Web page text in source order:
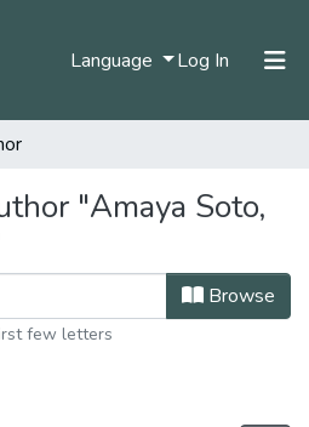
Language Log In (current)
Communities & Collections
"Amaya Soto,
Browse
few letters